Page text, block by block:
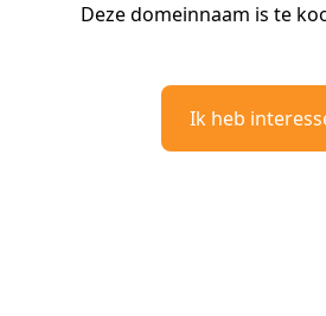
Deze domeinnaam is te
Ik heb